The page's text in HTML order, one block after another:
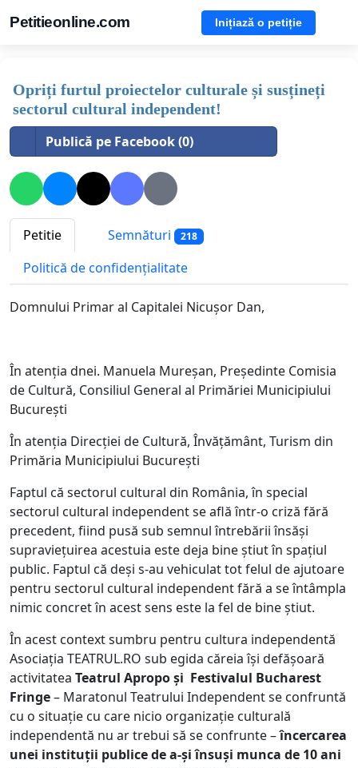
Petitieonline.com Inițiază o petiție
Opriți furtul proiectelor culturale și susțineți
sectorul cultural independent!
Publică pe Facebook (0)
Petitie Semnături 218
Politică de confidențialitate
Domnului Primar al Capitalei Nicușor Dan,
În atenția dnei. Manuela Mureșan, Președinte Comisia
de Cultură, Consiliul General al Primăriei Municipiului
București
În atenția Direcției de Cultură, Învățământ, Turism din
Primăria Municipiului București
Faptul că sectorul cultural din România, în special
sectorul cultural independent se află într-o criză fără
precedent, fiind pusă sub semnul întrebării însăși
supraviețuirea acestuia este deja bine știut în spațiul
public. Faptul că deși s-au vehiculat tot felul de ajutoare
pentru sectorul cultural independent fără a se întâmpla
nimic concret în acest sens este la fel de bine știut.
În acest context sumbru pentru cultura independentă
Asociația TEATRUL.RO sub egida căreia își defășoară
activitatea Teatrul Apropo și Festivalul Bucharest
Fringe– Maratonul Teatrului Independent se confruntă
cu o situație cu care nicio organizație culturală
independentă nu ar trebui să se confrunte –încercarea
unei instituții publice de a-și însuși munca de 10 ani